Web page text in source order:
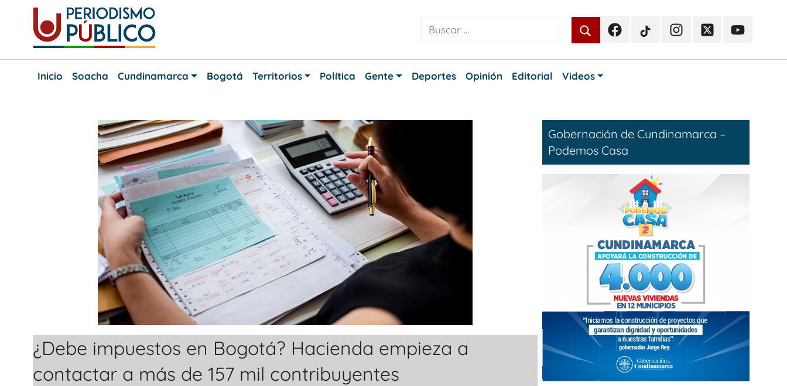
content
Periodismo
Noticias
FacebookTikTokInstagramTwitterYoutube
Inicio
Soacha Cundinamarca Bogotá Territorios Política Gente Deportes Opinión Editorial Videos
¿Debe impuestos en Bogotá? Hacienda empieza a
contactar a más de 157 mil contribuyentes
Gobernación de Cundinamarca –
Podemos Casa